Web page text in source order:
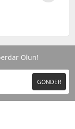
Olun!
GÖNDER